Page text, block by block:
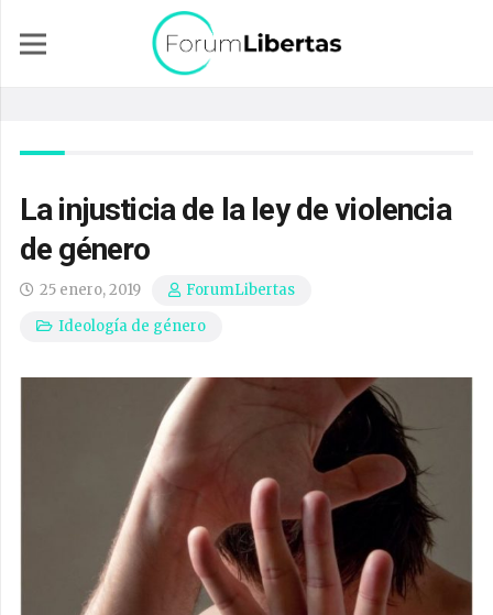
La injusticia de la ley de violencia
de género
25 enero, 2019
ForumLibertas
Ideología de género